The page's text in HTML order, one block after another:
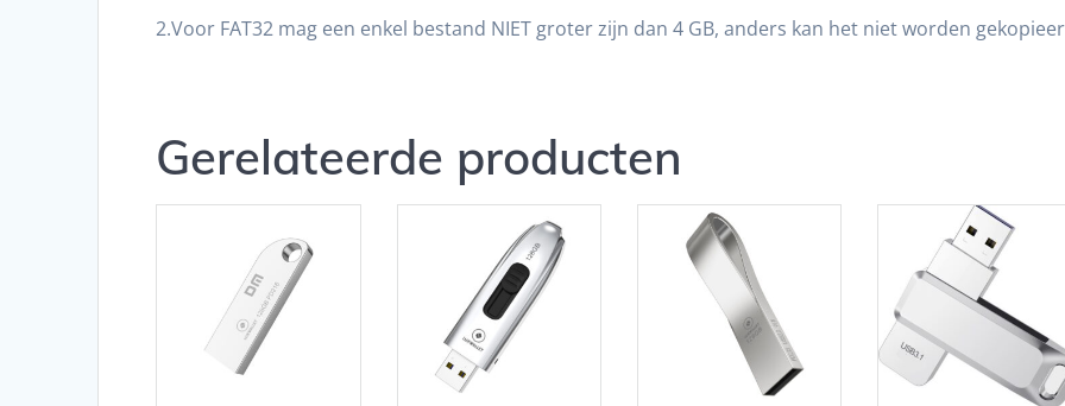
2.Voor FAT32 mag een enkel bestand NIET groter zijn dan 4 GB, anders kan het niet worden
Gerelateerde producten